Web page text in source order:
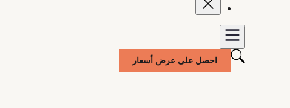
احصل على عرض أسعار